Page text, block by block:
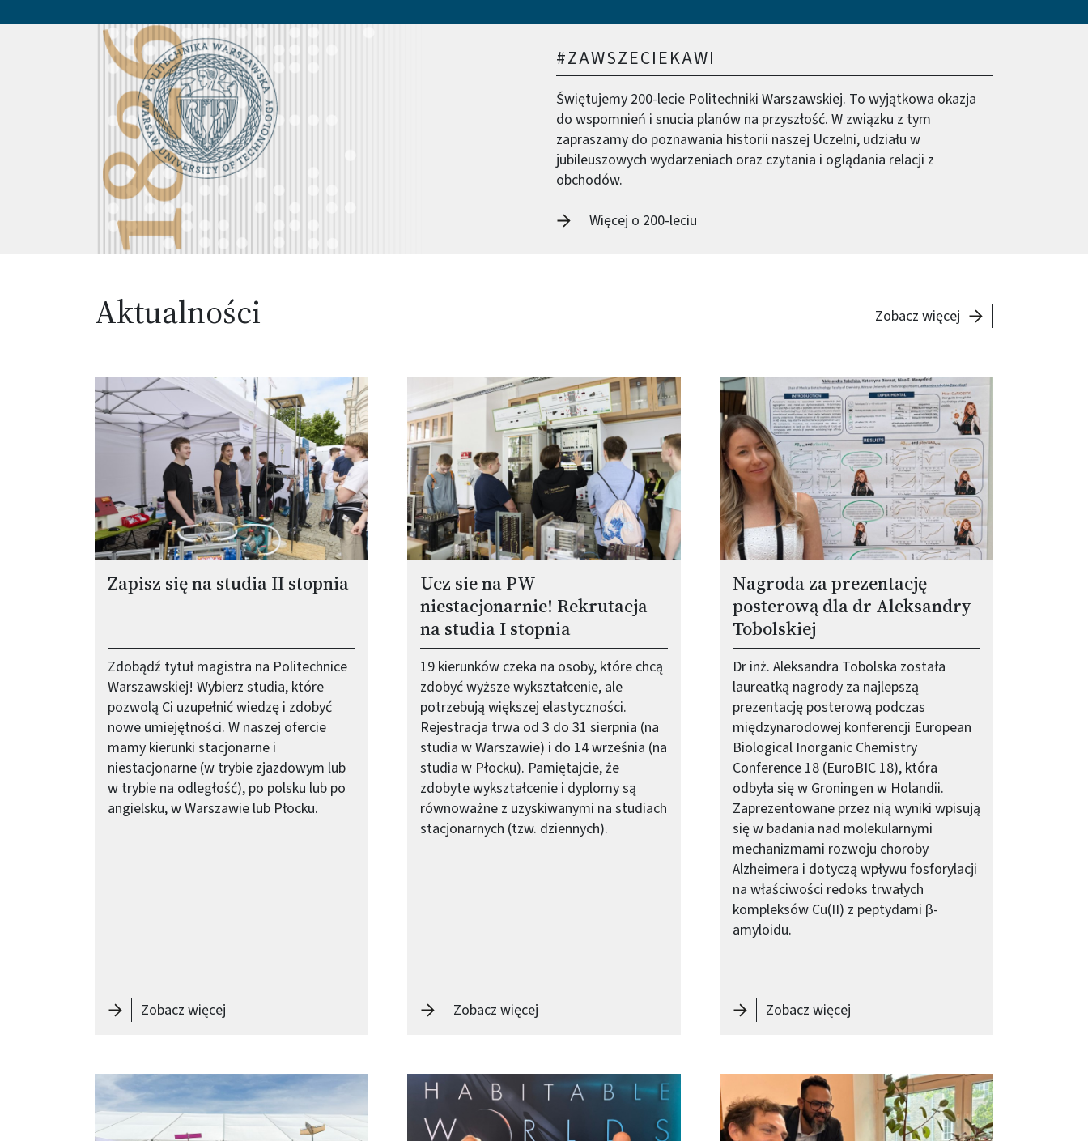
#ZAWSZECIEKAWI
Świętujemy 200-lecie Politechniki Warszawskiej. To wyjątkowa okazja
do wspomnień i snucia planów na przyszłość. W związku z tym
zapraszamy do poznawania historii naszej Uczelni, udziału w
jubileuszowych wydarzeniach oraz czytania i oglądania relacji z
obchodów.
Więcej o 200-leciu
Aktualności Zobacz więcej - Aktualności
Obraz (old)
Zapisz się na studia II stopnia
Zdobądź tytuł magistra na Politechnice
Warszawskiej! Wybierz studia, które
pozwolą Ci uzupełnić wiedzę i zdobyć
nowe umiejętności. W naszej ofercie
mamy kierunki stacjonarne i
niestacjonarne (w trybie zjazdowym lub
w trybie na odległość), po polsku lub po
angielsku, w Warszawie lub Płocku.
Zobacz więcej-
Ucz sie na PW
niestacjonarnie! Rekrutacja
na studia I stopnia
19 kierunków czeka na osoby, które chcą
zdobyć wyższe wykształcenie, ale
potrzebują większej elastyczności.
Rejestracja trwa od 3 do 31 sierpnia (na
studia w Warszawie) i do 14 września (na
studia w Płocku). Pamiętajcie, że
zdobyte wykształcenie i dyplomy są
równoważne z uzyskiwanymi na studiach
stacjonarnych (tzw. dziennych).
Zobacz więcej- Ucz sie na PW niestacjonarnie! Rekrutacja na studia I stopnia
Obraz (old)
Nagroda za prezentację
posterową dla dr Aleksandry
Tobolskiej
Dr inż. Aleksandra Tobolska została
laureatką nagrody za najlepszą
prezentację posterową podczas
międzynarodowej konferencji European
Biological Inorganic Chemistry
Conference 18 (EuroBIC 18), która
odbyła się w Groningen w Holandii.
Zaprezentowane przez nią wyniki wpisują
się w badania nad molekularnymi
mechanizmami rozwoju choroby
Alzheimera i dotyczą wpływu fosforylacji
na właściwości redoks trwałych
kompleksów Cu(II) z peptydami β-
amyloidu.
Zobacz więcej-
Obraz (old) Obraz (old) Obraz (old)